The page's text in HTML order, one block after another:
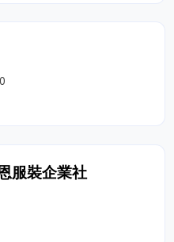
漆、汽車保險等多元服
性的問題，這裡的技師
，同時還有技工執照跟乙
業的服務。另外，鈞翰汽
險出險、代客驗車等多元
按照SOP進行車輛的維修
冷氣檢查，還是電機維
個步驟都小心仔細地執行
交給鈞翰汽車。 電話 :
道路救援專線 : 0911-
服裝企業社